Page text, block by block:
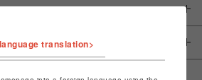
translation>